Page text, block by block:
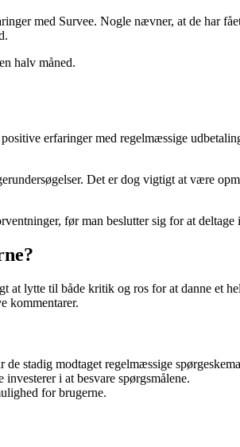
med Survee. Nogle nævner, at de har
halv måned.
erfaringer med regelmæssige
Det er dog vigtigt at være
før man beslutter sig for at deltage
lytte til både kritik og ros for at danne et
kommentarer.
stadig modtaget regelmæssige
i at besvare spørgsmålene.
for brugerne.